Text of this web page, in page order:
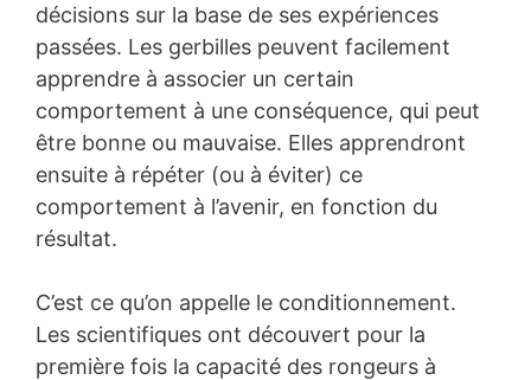
décisions sur la base de ses expériences
passées. Les gerbilles peuvent facilement
apprendre à associer un certain
comportement à une conséquence, qui peut
être bonne ou mauvaise. Elles apprendront
ensuite à répéter (ou à éviter) ce
comportement à l’avenir, en fonction du
résultat.
C’est ce qu’on appelle le conditionnement.
Les scientifiques ont découvert pour la
première fois la capacité des rongeurs à